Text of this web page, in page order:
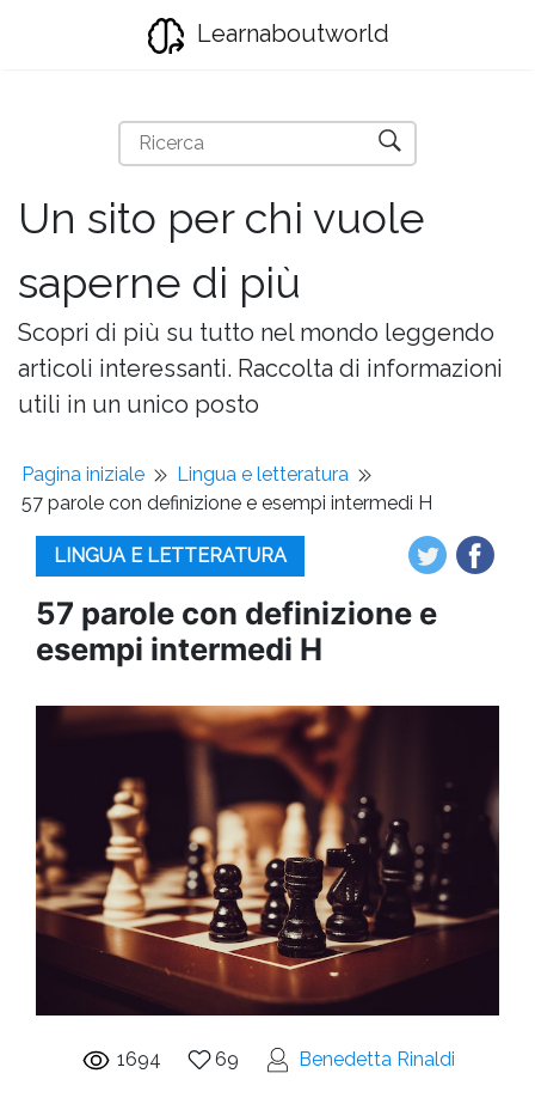
Learnaboutworld
Un sito per chi vuole
saperne di più
Scopri di più su tutto nel mondo leggendo
articoli interessanti. Raccolta di informazioni
utili in un unico posto
Pagina iniziale
Lingua e letteratura
57 parole con definizione e esempi intermedi H
LINGUA E LETTERATURA
57 parole con definizione e
esempi intermedi H
1694 69 Benedetta Rinaldi